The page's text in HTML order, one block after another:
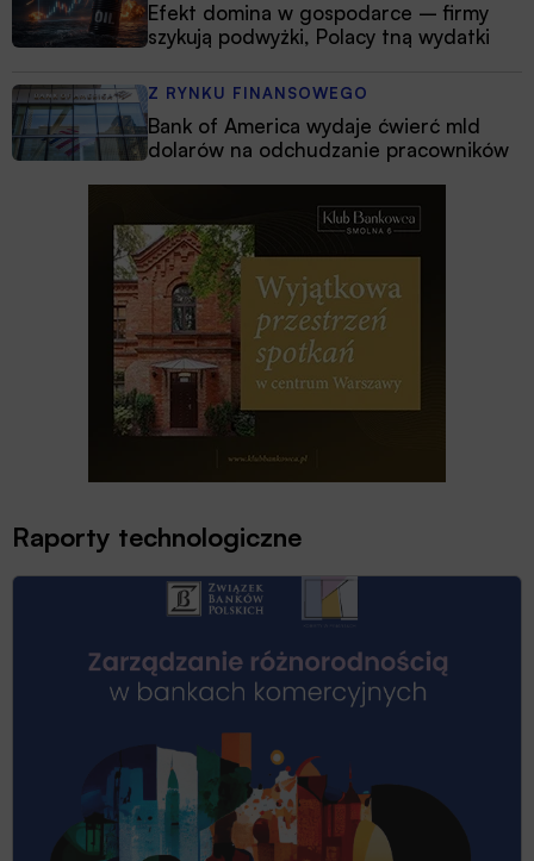
Efekt domina w gospodarce – firmy
szykują podwyżki, Polacy tną wydatki
Z RYNKU FINANSOWEGO
Bank of America wydaje ćwierć mld
dolarów na odchudzanie pracowników
Raporty technologiczne